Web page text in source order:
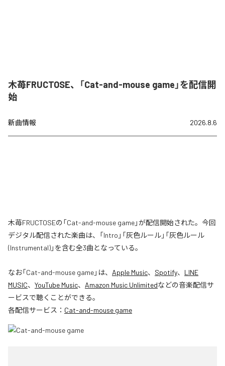
木苺FRUCTOSE、「Cat-and-mouse game」を配信開
始
新曲情報 2026.8.6
木苺FRUCTOSEの「Cat-and-mouse game」が配信開始された。今回
デジタル配信された楽曲は、「Intro」「灰色ルール」「灰色ルール
(Instrumental)」を含む全3曲となっている。
なお「Cat-and-mouse game」は、 Apple Music、 Spotify、 LINE
MUSIC、 YouTube Music、 Amazon Music Unlimitedなどの音楽配信サ
ービスで聴くことができる。
各配信サービス： Cat-and-mouse game